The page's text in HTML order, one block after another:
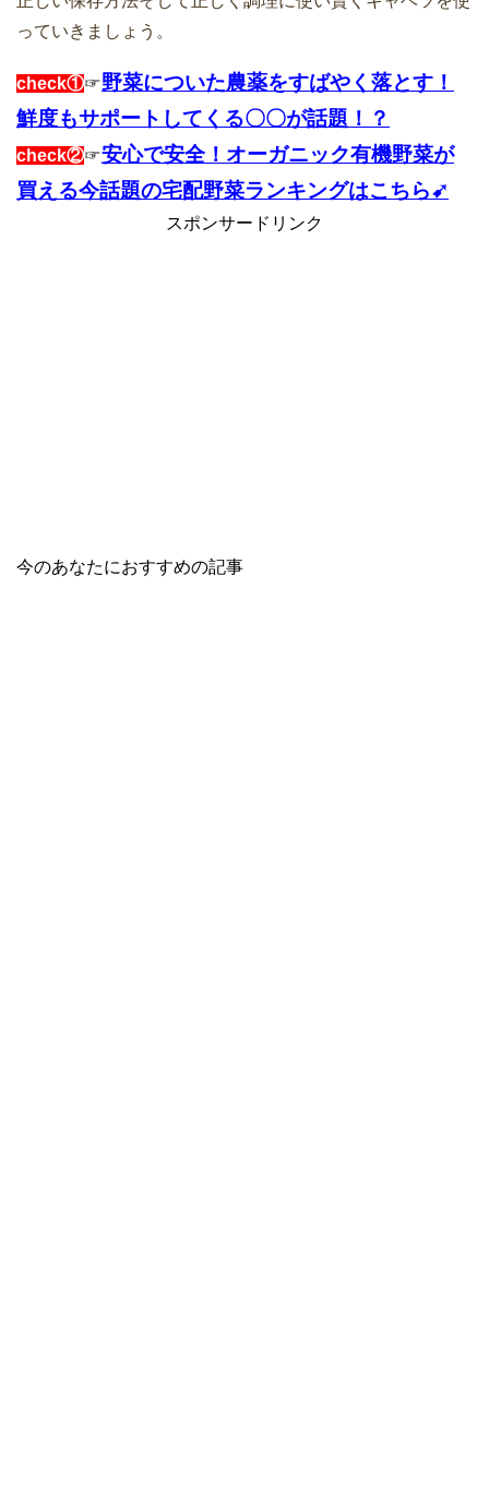
っていきましょう。
check①☞野菜についた農薬をすばやく落とす！
鮮度もサポートしてくる〇〇が話題！？
check②☞安心で安全！オーガニック有機野菜が
買える今話題の宅配野菜ランキングはこちら➹
スポンサードリンク
今のあなたにおすすめの記事